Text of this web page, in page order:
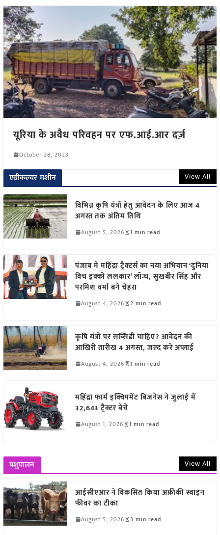
यूरिया के अवैध परिवहन पर एफ.आई.आर दर्ज़
October 28, 2023
एग्रीकल्चर मशीन View All
विभिन्न कृषि यंत्रों हेतु आवेदन के लिए आज 4
अगस्त तक अंतिम तिथि
August 5, 2026 1 min read
पंजाब में महिंद्रा ट्रैक्टर्स का नया अभियान ‘दुनिया
विच इक्को ललकार’ लॉन्च, सुखबीर सिंह और
परमिश वर्मा बने चेहरा
August 4, 2026 2 min read
कृषि यंत्रों पर सब्सिडी चाहिए? आवेदन की
आखिरी तारीख 4 अगस्त, जल्द करें अप्लाई
August 4, 2026 1 min read
महिंद्रा फार्म इक्विपमेंट बिजनेस ने जुलाई में
32,643 ट्रैक्टर बेचे
August 1, 2026 1 min read
पशुपालन View All
आईसीएआर ने विकसित किया अफ्रीकी स्वाइन
फीवर का टीका
August 5, 2026 3 min read